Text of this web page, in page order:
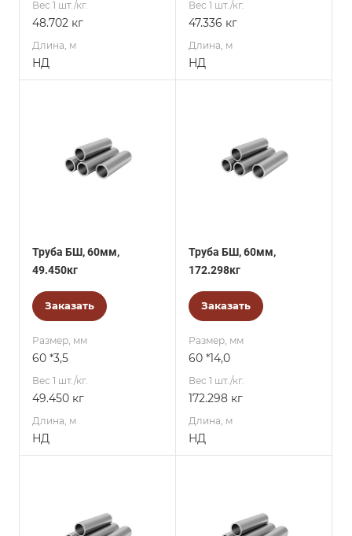
Вес 1 шт./кг.
48.702 кг
Длина, м
НД
Вес 1 шт./кг.
47.336 кг
Длина, м
НД
Труба БШ, 60мм,
49.450кг
Заказать
Размер, мм
60 *3,5
Вес 1 шт./кг.
49.450 кг
Длина, м
НД
Труба БШ, 60мм,
172.298кг
Заказать
Размер, мм
60 *14,0
Вес 1 шт./кг.
172.298 кг
Длина, м
НД